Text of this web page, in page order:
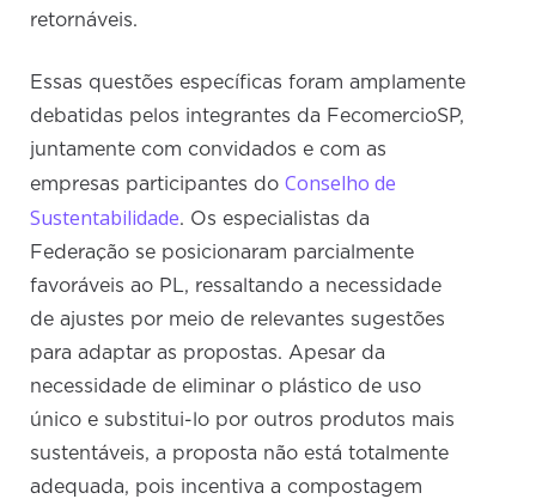
retornáveis.
Essas questões específicas foram amplamente
debatidas pelos integrantes da FecomercioSP,
juntamente com convidados e com as
empresas participantes doConselho de
Sustentabilidade. Os especialistas da
Federação se posicionaram parcialmente
favoráveis ao PL, ressaltando a necessidade
de ajustes por meio de relevantes sugestões
para adaptar as propostas. Apesar da
necessidade de eliminar o plástico de uso
único e substitui-lo por outros produtos mais
sustentáveis, a proposta não está totalmente
adequada, pois incentiva a compostagem